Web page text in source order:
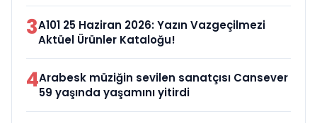
3A101 25 Haziran 2026: Yazın Vazgeçilmezi
Aktüel Ürünler Kataloğu!
4Arabesk müziğin sevilen sanatçısı Cansever
59 yaşında yaşamını yitirdi